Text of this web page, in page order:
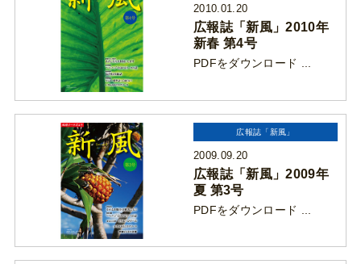
2010.01.20
広報誌「新風」2010年
新春 第4号
PDFをダウンロード ...
広報誌「新風」
2009.09.20
広報誌「新風」2009年
夏 第3号
PDFをダウンロード ...